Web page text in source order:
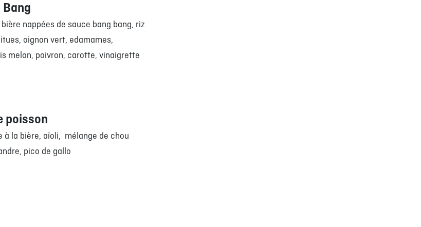
nappées de sauce bang bang, riz
oignon vert, edamames,
melon, poivron, carotte, vinaigrette
poisson
à la bière, aïoli, mélange de chou
pico de gallo